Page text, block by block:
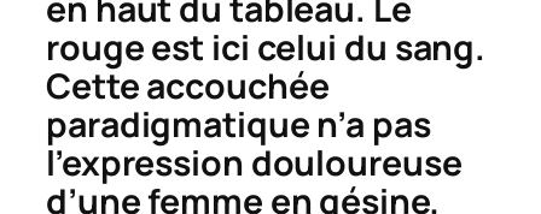
rouge est ici celui du sang.
Cette accouchée
paradigmatique n’a pas
l’expression douloureuse
d’une femme en gésine,